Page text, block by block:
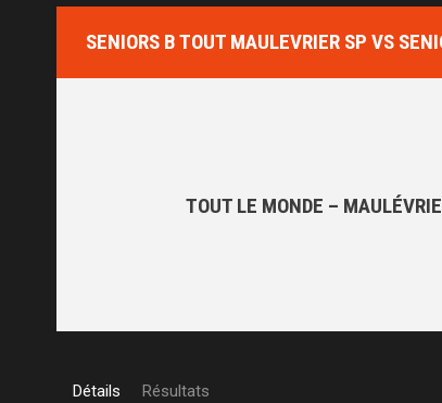
SENIORS B TOUT MAULEVRIER SP VS
TOUT LE MONDE –
Détails Résultats